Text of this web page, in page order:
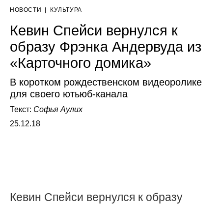
НОВОСТИ | КУЛЬТУРА
Кевин Спейси вернулся к
образу Фрэнка Андервуда из
«Карточного домика»
В коротком рождественском видеоролике
для своего ютьюб-канала
Текст: Софья Аулих
25.12.18
Кевин Спейси вернулся к образу